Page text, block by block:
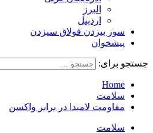
البرز
اردبیل
سوز بیزدن قولاق سیزدن
پیشخوان
جستجو برای:
Home
سلامت
مقاومت لامبدا در برابر واکسن
سلامت